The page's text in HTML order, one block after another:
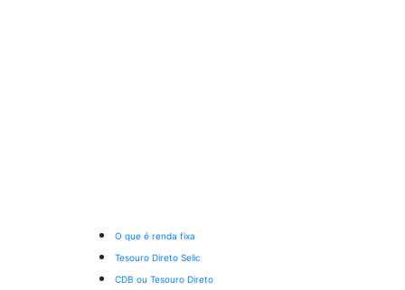
O que é renda fixa
Tesouro Direto Selic
CDB ou Tesouro Direto